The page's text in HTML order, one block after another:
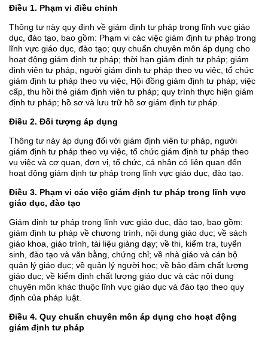
Điều 1. Phạm vi điều chỉnh
Thông tư này quy định về giám định tư pháp trong lĩnh vực giáo
dục, đào tạo, bao gồm: Phạm vi các việc giám định tư pháp trong
lĩnh vực giáo dục, đào tạo; quy chuẩn chuyên môn áp dụng cho
hoạt động giám định tư pháp; thời hạn giám định tư pháp; giám
định viên tư pháp, người giám định tư pháp theo vụ việc, tổ chức
giám định tư pháp theo vụ việc, Hội đồng giám định tư pháp; việc
cấp, thu hồi thẻ giám định viên tư pháp; quy trình thực hiện giám
định tư pháp; hồ sơ và lưu trữ hồ sơ giám định tư pháp.
Điều 2. Đối tượng áp dụng
Thông tư này áp dụng đối với giám định viên tư pháp, người
giám định tư pháp theo vụ việc, tổ chức giám định tư pháp theo
vụ việc và cơ quan, đơn vị, tổ chức, cá nhân có liên quan đến
hoạt động giám định tư pháp trong lĩnh vực giáo dục, đào tạo.
Điều 3. Phạm vi các việc giám định tư pháp trong lĩnh vực
giáo dục, đào tạo
Giám định tư pháp trong lĩnh vực giáo dục, đào tạo, bao gồm:
giám định tư pháp về chương trình, nội dung giáo dục; về sách
giáo khoa, giáo trình, tài liệu giảng dạy; về thi, kiểm tra, tuyển
sinh, đào tạo và văn bằng, chứng chỉ; về nhà giáo và cán bộ
quản lý giáo dục; về quản lý người học; về bảo đảm chất lượng
giáo dục; về kiểm định chất lượng giáo dục và các nội dung
chuyên môn khác thuộc lĩnh vực giáo dục và đào tạo theo quy
định của pháp luật.
Điều 4. Quy chuẩn chuyên môn áp dụng cho hoạt động
giám định tư pháp